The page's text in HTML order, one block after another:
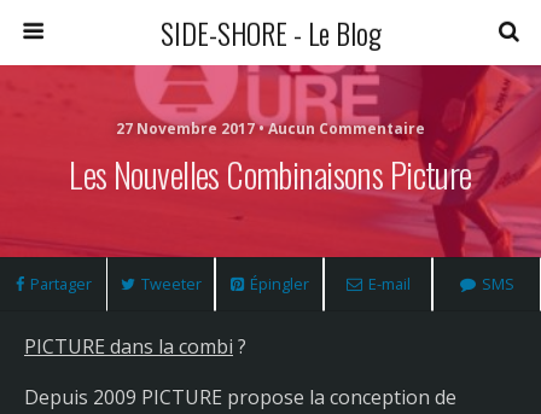
SIDE-SHORE - Le Blog
27 Novembre 2017 • Aucun Commentaire
Les Nouvelles Combinaisons Picture
Partager Tweeter Épingler E-mail SMS
PICTURE dans la combi ?
Depuis 2009 PICTURE propose la conception de